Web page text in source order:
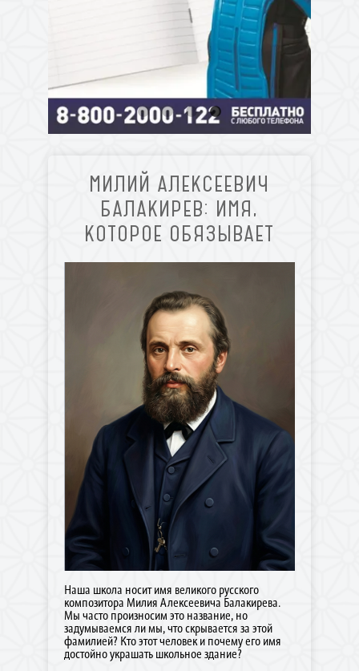
МИЛИЙ АЛЕКСЕЕВИЧ
БАЛАКИРЕВ: ИМЯ,
КОТОРОЕ ОБЯЗЫВАЕТ
Наша школа носит имя великого русского
композитора Милия Алексеевича Балакирева.
Мы часто произносим это название, но
задумываемся ли мы, что скрывается за этой
фамилией? Кто этот человек и почему его имя
достойно украшать школьное здание?